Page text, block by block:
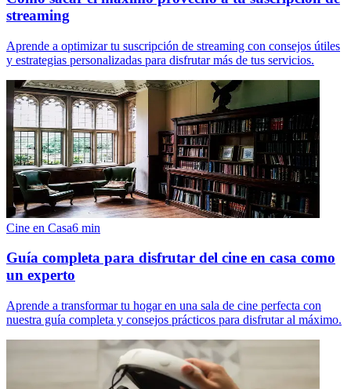
streaming
Aprende a optimizar tu suscripción de streaming con consejos útiles
y estrategias personalizadas para disfrutar más de tus servicios.
Cine en Casa6 min
Guía completa para disfrutar del cine en casa como
un experto
Aprende a transformar tu hogar en una sala de cine perfecta con
nuestra guía completa y consejos prácticos para disfrutar al máximo.